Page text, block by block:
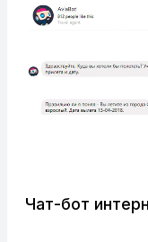
Чат-бот